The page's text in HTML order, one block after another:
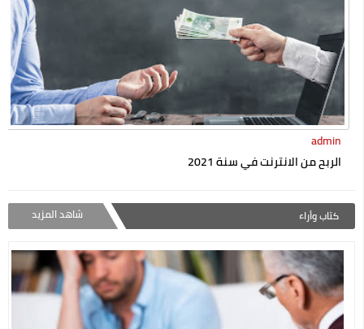
admin
الربح من الانترنت في سنة 2021
كتاب وأراء شاهد المزيد